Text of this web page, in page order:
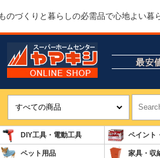
ものづくりと暮らしの必需品で心地よい暮
DIY工具・電動工具 ペイント
ペット用品 家具・収